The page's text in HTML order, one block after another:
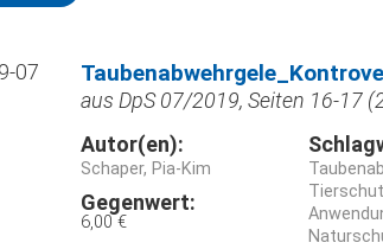
aus DpS 07/2019, Seiten 16-17
Autor(en):
Schaper, Pia-Kim
Gegenwert:
6,00 €